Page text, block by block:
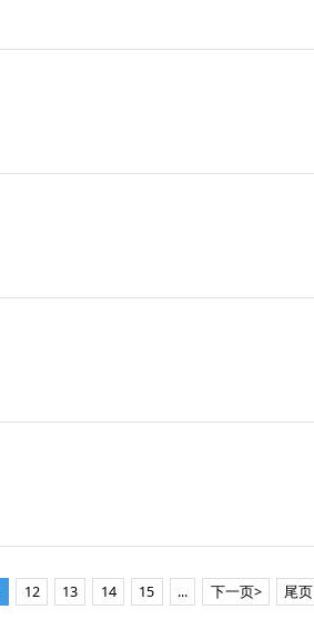
12 13 14 15 ... 下一页> 尾页